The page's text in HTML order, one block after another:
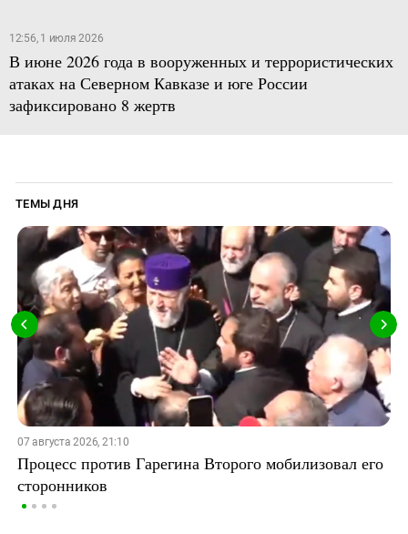
12:56, 1 июля 2026
В июне 2026 года в вооруженных и террористических
атаках на Северном Кавказе и юге России
зафиксировано 8 жертв
ТЕМЫ ДНЯ
07 августа 2026, 21:10
Процесс против Гарегина Второго мобилизовал его
сторонников